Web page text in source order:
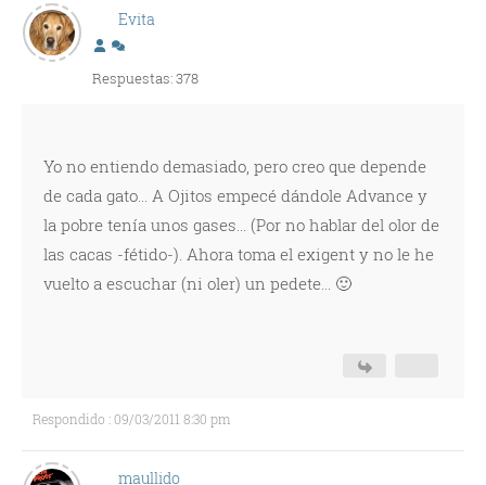
Evita
Respuestas: 378
Yo no entiendo demasiado, pero creo que depende
de cada gato... A Ojitos empecé dándole Advance y
la pobre tenía unos gases... (Por no hablar del olor de
las cacas -fétido-). Ahora toma el exigent y no le he
vuelto a escuchar (ni oler) un pedete... 🙂
Respondido : 09/03/2011 8:30 pm
maullido